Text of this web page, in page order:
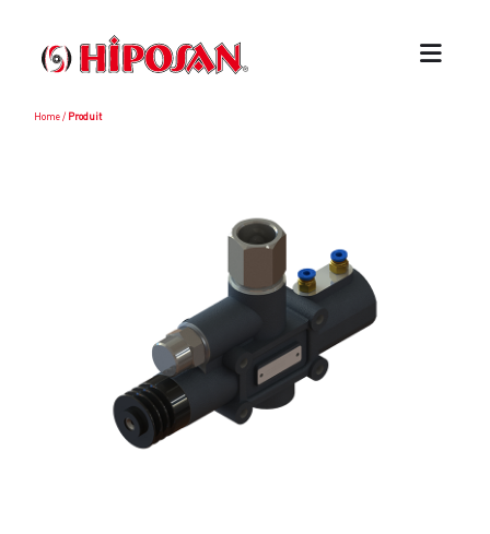
Home/ Produit